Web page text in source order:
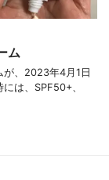
ム
が、2023年4月1日
は、SPF50+、